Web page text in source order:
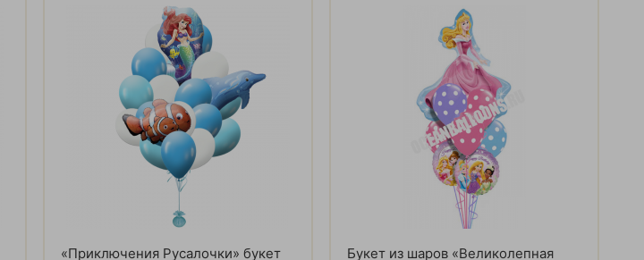
«Приключения Русалочки» букет
Букет из шаров «Великолепная